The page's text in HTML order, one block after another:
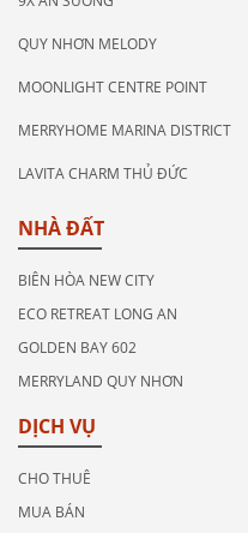
QUY NHƠN MELODY
MOONLIGHT CENTRE POINT
MERRYHOME MARINA DISTRICT
LAVITA CHARM THỦ ĐỨC
NHÀ ĐẤT
BIÊN HÒA NEW CITY
ECO RETREAT LONG AN
GOLDEN BAY 602
MERRYLAND QUY NHƠN
DỊCH VỤ
CHO THUÊ
MUA BÁN